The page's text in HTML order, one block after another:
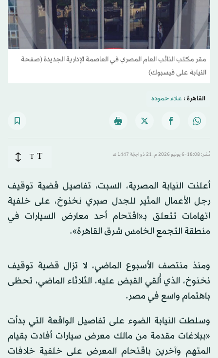
مقر مكتب النائب العام المصري في العاصمة الإدارية الجديدة (صفحة
النيابة على فيسبوك)
القاهرة : علاء حموده
نُشر: 18:08-6 يونيو 2026 م ـ 21 ذو الحِجّة 1447 هـ T
T
أعلنت النيابة المصرية، السبت، تفاصيل قضية توقيف
رجل الأعمال المثير للجدل صبري نخنوخ، على خلفية
اتهامات تتعلق بـ«اقتحام أحد معارض السيارات في
منطقة التجمع الخامس شرق القاهرة».
ومنذ منتصف الأسبوع الماضي، لا تزال قضية توقيف
نخنوخ، الذي أُلقي القبض عليه، الثلاثاء الماضي، تحظى
باهتمام واسع في مصر.
وسلطت النيابة الضوء على تفاصيل الواقعة التي بدأت
«ببلاغات مقدمة من مالك معرض سيارات أفادت بقيام
المتهم وآخرين باقتحام المعرض على خلفية خلافات